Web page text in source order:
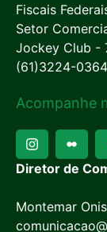
Fiscais
Setor
Jockey Club -
(61)3224-
Acompanhe
Diretor de
Montemar